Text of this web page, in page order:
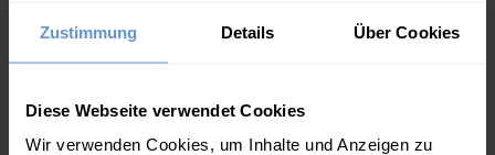
Zustimmung Details Über Cookies
Diese Webseite verwendet Cookies
Wir verwenden Cookies, um Inhalte und Anzeigen zu
Diese Artikel könnten Ihnen auch
gefallen